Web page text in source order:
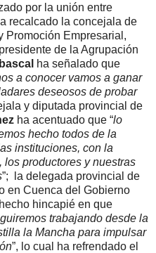
por la unión entre
recalcado la concejala de
Promoción Empresarial,
de la Agrupación
ha señalado que
a conocer vamos a ganar
deseosos de probar
y diputada provincial de
ha acentuado que “lo
hecho todos de la
instituciones, con la
productores y nuestras
”; la delegada provincial de
en Cuenca del Gobierno
hincapié en que
trabajando desde la
la Mancha para impulsar
”, lo cual ha refrendado el